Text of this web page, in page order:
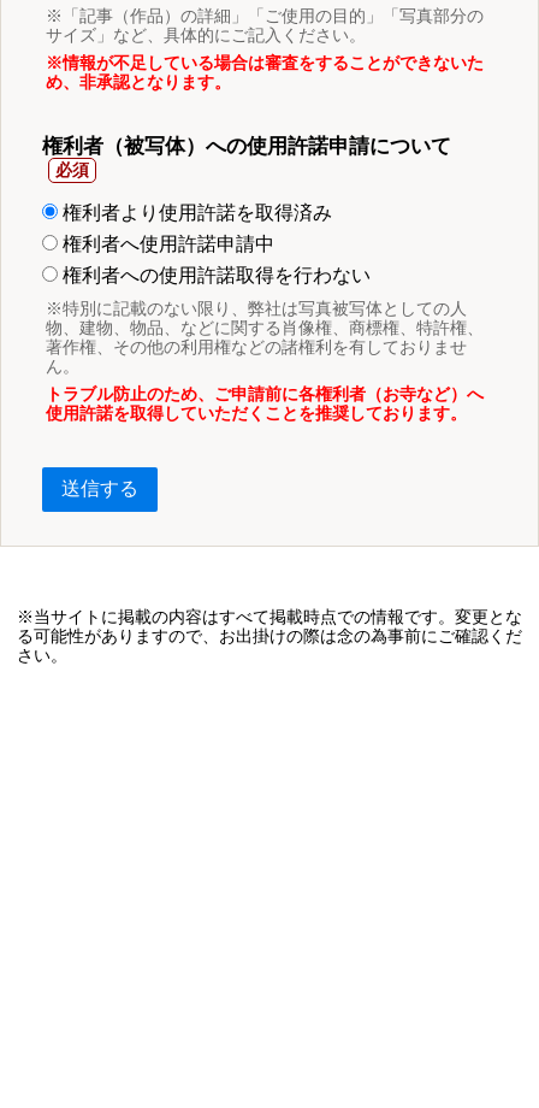
※「記事（作品）の詳細」「ご使用の目的」「写真部分の
サイズ」など、具体的にご記入ください。
※情報が不足している場合は審査をすることができないた
め、非承認となります。
権利者（被写体）への使用許諾申請について
権利者より使用許諾を取得済み
権利者へ使用許諾申請中
権利者への使用許諾取得を行わない
※特別に記載のない限り、弊社は写真被写体としての人
物、建物、物品、などに関する肖像権、商標権、特許権、
著作権、その他の利用権などの諸権利を有しておりませ
ん。
トラブル防止のため、ご申請前に各権利者（お寺など）へ
使用許諾を取得していただくことを推奨しております。
送信する
※当サイトに掲載の内容はすべて掲載時点での情報です。変更とな
る可能性がありますので、お出掛けの際は念の為事前にご確認くだ
さい。